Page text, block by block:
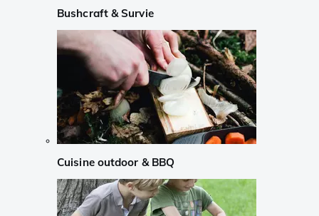
Bushcraft & Survie
Cuisine outdoor & BBQ